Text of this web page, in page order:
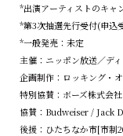
*出演アーティストのキャ
*第3次抽選先行受付(申込
*一般発売：未定
主催：ニッポン放送／デ
企画制作：ロッキング・
特別協賛：ボーズ株式会社
協賛：Budweiser / Jack
後援：ひたちなか市[市制